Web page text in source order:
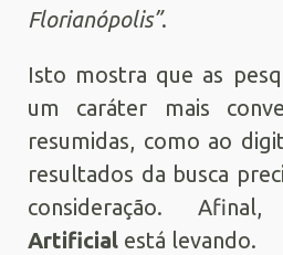
Florianópolis”.
Isto mostra que as
um caráter mais
resumidas, como ao
resultados da busca
consideração.
Artificial está levando.